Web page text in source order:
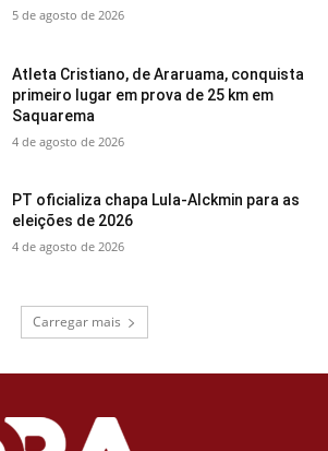
5 de agosto de 2026
Atleta Cristiano, de Araruama, conquista
primeiro lugar em prova de 25 km em
Saquarema
4 de agosto de 2026
PT oficializa chapa Lula-Alckmin para as
eleições de 2026
4 de agosto de 2026
Carregar mais